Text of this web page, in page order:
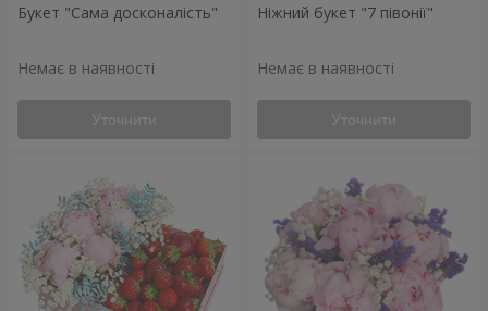
Букет "Сама досконалість"
Немає в наявності
Уточнити
Ніжний букет "7 півонії"
Немає в наявності
Уточнити